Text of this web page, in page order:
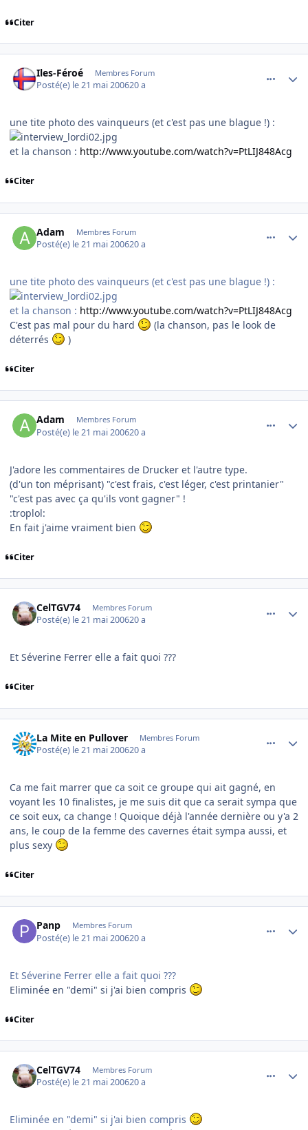
Citer
Iles-Féroé Membres Forum
Posté(e) le 21 mai 200620 a
une tite photo des vainqueurs (et c'est pas une blague !) :
et la chanson : http://www.youtube.com/watch?v=PtLIJ848Acg
Citer
Adam Membres Forum
Posté(e) le 21 mai 200620 a
une tite photo des vainqueurs (et c'est pas une blague !) :
et la chanson : http://www.youtube.com/watch?v=PtLIJ848Acg
C'est pas mal pour du hard
(la chanson, pas le look de
déterrés
)
Citer
Adam Membres Forum
Posté(e) le 21 mai 200620 a
J'adore les commentaires de Drucker et l'autre type.
(d'un ton méprisant) "c'est frais, c'est léger, c'est printanier"
"c'est pas avec ça qu'ils vont gagner" !
:troplol:
En fait j'aime vraiment bien
Citer
CelTGV74 Membres Forum
Posté(e) le 21 mai 200620 a
Et Séverine Ferrer elle a fait quoi ???
Citer
La Mite en Pullover Membres Forum
Posté(e) le 21 mai 200620 a
Ca me fait marrer que ca soit ce groupe qui ait gagné, en
voyant les 10 finalistes, je me suis dit que ca serait sympa que
ce soit eux, ca change ! Quoique déjà l'année dernière ou y'a 2
ans, le coup de la femme des cavernes était sympa aussi, et
plus sexy
Citer
Panp Membres Forum
Posté(e) le 21 mai 200620 a
Et Séverine Ferrer elle a fait quoi ???
Eliminée en "demi" si j'ai bien compris
Citer
CelTGV74 Membres Forum
Posté(e) le 21 mai 200620 a
Eliminée en "demi" si j'ai bien compris